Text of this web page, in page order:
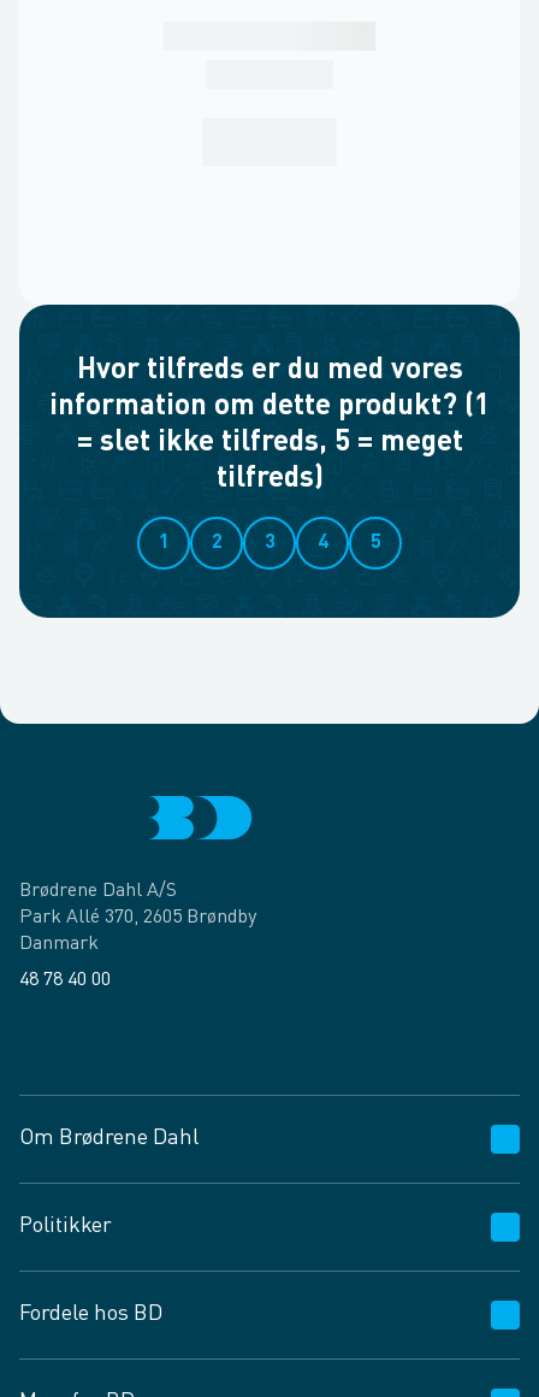
Hvor tilfreds er du med vores
information om dette produkt? (1
= slet ikke tilfreds, 5 = meget
tilfreds)
1 2 3 4 5
Brødrene Dahl A/S
Park Allé 370, 2605 Brøndby
Danmark
48 78 40 00
Om Brødrene Dahl
Vagttelefon 30 10 89 89
Spørgsmål og svar
Job og karriere
Fødevarekontrolrapport
Politikker
Privatlivspolitik
Cookies
Fordele hos BD